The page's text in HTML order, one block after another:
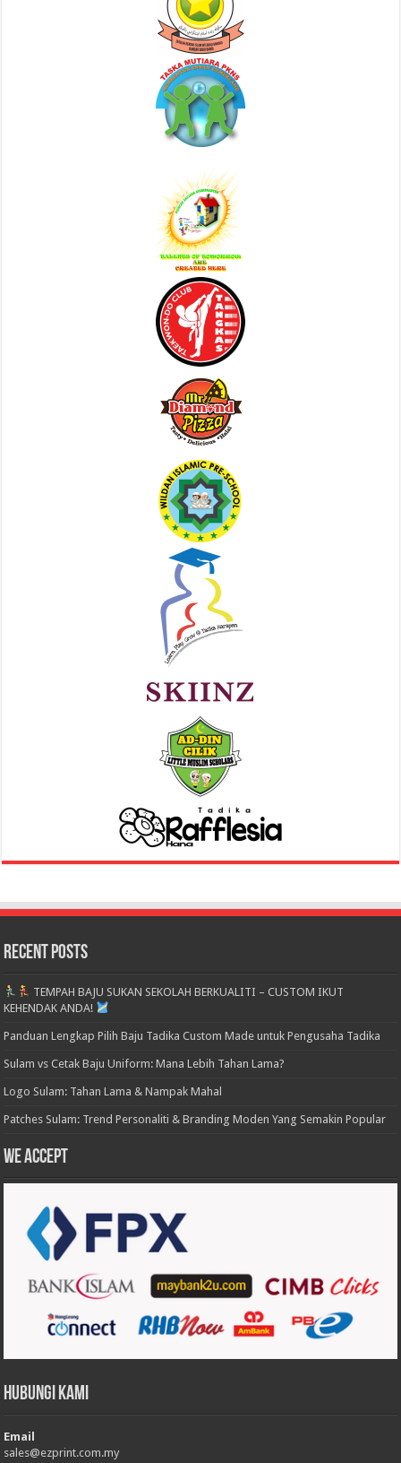
Recent Posts
TEMPAH BAJU SUKAN SEKOLAH BERKUALITI – CUSTOM IKUT
KEHENDAK ANDA!
Panduan Lengkap Pilih Baju Tadika Custom Made untuk Pengusaha Tadika
Sulam vs Cetak Baju Uniform: Mana Lebih Tahan Lama?
Logo Sulam: Tahan Lama & Nampak Mahal
Patches Sulam: Trend Personaliti & Branding Moden Yang Semakin Popular
We accept
Hubungi Kami
Email
sales@ezprint.com.my